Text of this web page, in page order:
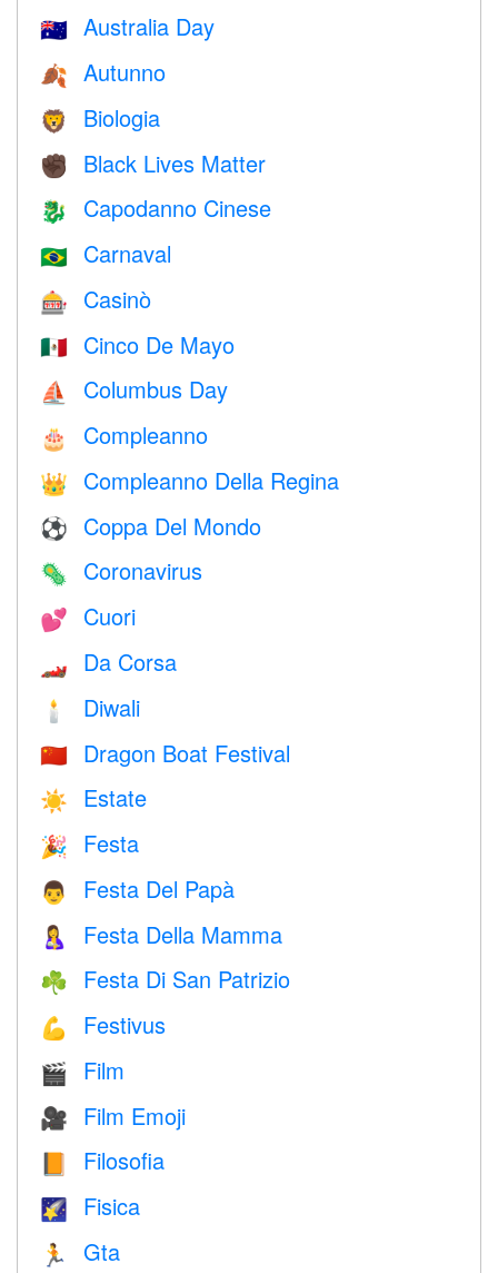
🇦🇺 Australia Day
🍂 Autunno
🦁 Biologia
✊🏿 Black Lives Matter
🐉 Capodanno Cinese
🇧🇷 Carnaval
🎰 Casinò
🇲🇽 Cinco De Mayo
⛵️ Columbus Day
🎂 Compleanno
👑 Compleanno Della Regina
⚽ Coppa Del Mondo
🦠 Coronavirus
💕 Cuori
🏎 Da Corsa
🕯 Diwali
🇨🇳 Dragon Boat Festival
☀️ Estate
🎉 Festa
👨 Festa Del Papà
🤱 Festa Della Mamma
☘️ Festa Di San Patrizio
💪 Festivus
🎬 Film
🎥 Film Emoji
📙 Filosofia
🌠 Fisica
🏃 Gta